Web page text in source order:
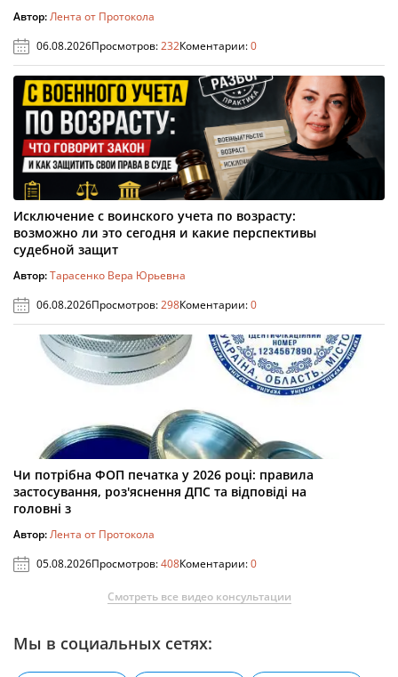
Автор:Лента от Протокола
06.08.2026Просмотров:232Коментарии:0
Исключение с воинского учета по возрасту:
возможно ли это сегодня и какие перспективы
судебной защит
Автор:Тарасенко Вера Юрьевна
06.08.2026Просмотров:298Коментарии:0
Чи потрібна ФОП печатка у 2026 році: правила
застосування, роз'яснення ДПС та відповіді на
головні з
Автор:Лента от Протокола
05.08.2026Просмотров:408Коментарии:0
Смотреть все видео консультации
Мы в социальных сетях: